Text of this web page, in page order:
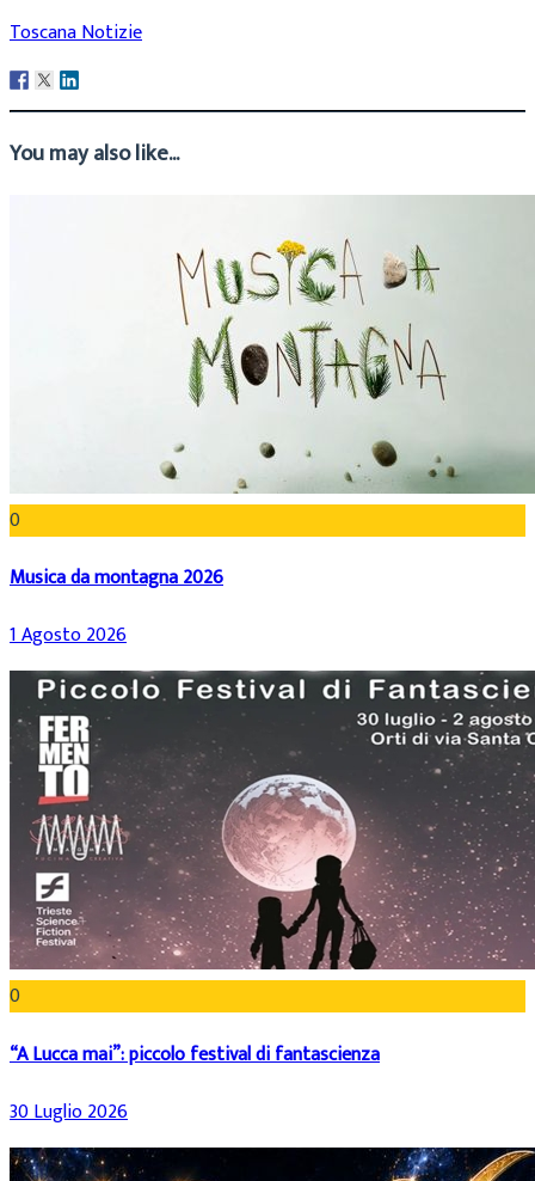
Toscana Notizie
You may also like...
0
Musica da montagna 2026
1 Agosto 2026
0
“A Lucca mai”: piccolo festival di fantascienza
30 Luglio 2026